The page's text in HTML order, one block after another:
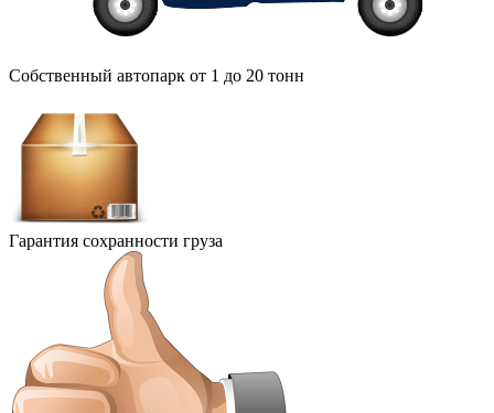
Собственный автопарк от 1 до 20 тонн
Гарантия сохранности груза